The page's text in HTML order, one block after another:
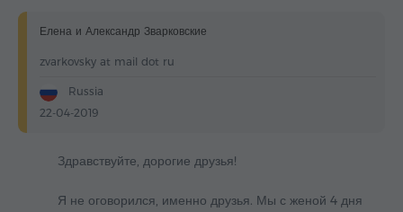
Елена и Александр Зварковские
zvarkovsky at mail dot ru
Russia
22-04-2019
Здравствуйте, дорогие друзья!
Я не оговорился, именно друзья. Мы с женой 4 дня